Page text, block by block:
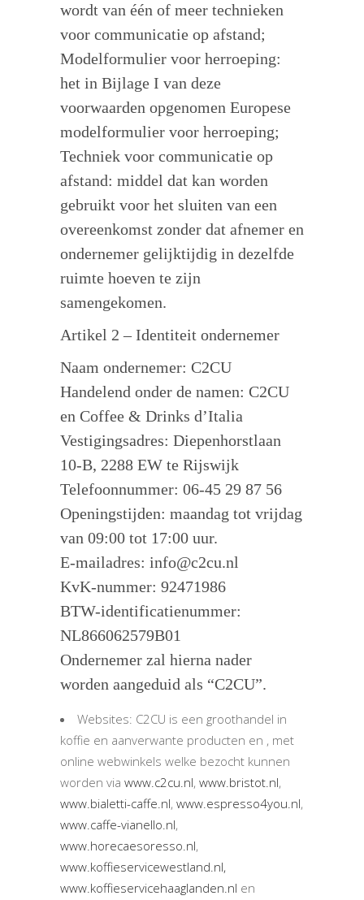
wordt van één of meer technieken
voor communicatie op afstand;
Modelformulier voor herroeping:
het in Bijlage I van deze
voorwaarden opgenomen Europese
modelformulier voor herroeping;
Techniek voor communicatie op
afstand: middel dat kan worden
gebruikt voor het sluiten van een
overeenkomst zonder dat afnemer en
ondernemer gelijktijdig in dezelfde
ruimte hoeven te zijn
samengekomen.
Artikel 2 – Identiteit ondernemer
Naam ondernemer: C2CU
Handelend onder de namen: C2CU
en Coffee & Drinks d’Italia
Vestigingsadres: Diepenhorstlaan
10-B, 2288 EW te Rijswijk
Telefoonnummer: 06-45 29 87 56
Openingstijden: maandag tot vrijdag
van 09:00 tot 17:00 uur.
E-mailadres: info@c2cu.nl
KvK-nummer: 92471986
BTW-identificatienummer:
NL866062579B01
Ondernemer zal hierna nader
worden aangeduid als “C2CU”.
Websites: C2CU is een groothandel in
koffie en aanverwante producten en , met
online webwinkels welke bezocht kunnen
worden via www.c2cu.nl, www.bristot.nl,
www.bialetti-caffe.nl, www.espresso4you.nl,
www.caffe-vianello.nl,
www.horecaesoresso.nl,
www.koffieservicewestland.nl,
www.koffieservicehaaglanden.nl en